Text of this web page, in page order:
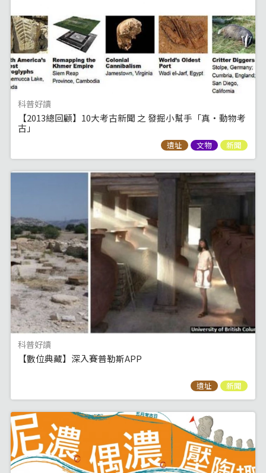
科普好讀
【2013總回顧】10大考古新聞 之 發掘小幫手「真‧動物考
古」
遺址 文物 新聞
科普好讀
【數位典藏】深入賽普勒斯APP
遺址 新聞